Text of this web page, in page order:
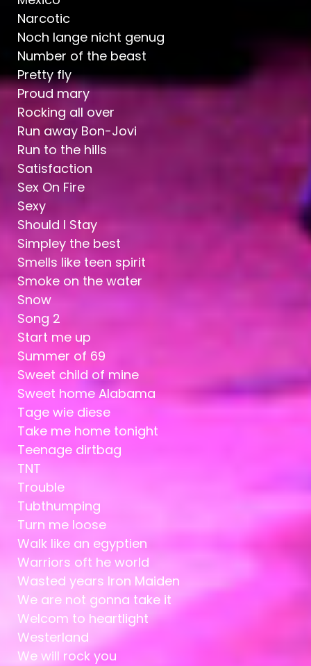
Narcotic
Noch lange nicht genug
Number of the beast
Pretty fly
Proud mary
Rocking all over
Run away Bon-Jovi
Run to the hills
Satisfaction
Sex On Fire
Sexy
Should I Stay
Simpley the best
Smells like teen spirit
Smoke on the water
Snow
Song 2
Start me up
Summer of 69
Sweet child of mine
Sweet home Alabama
Tage wie diese
Take me home tonight
Teenage dirtbag
TNT
Trouble
Tubthumping
Turn me loose
Walk like an egyptien
Warriors oft he world
Wasted years Iron Maiden
We are not gonna take it
Welcom to heartlight
Westerland
We will rock you